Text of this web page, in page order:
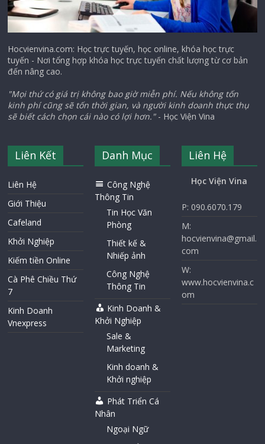
Hocvienvina.com: Học trực tuyến, học online, khóa học trực
tuyến - Nơi tổng hợp khóa học trực tuyến chất lượng từ cơ bản
đến nâng cao.
"Mọi thứ có giá trị không bao giờ miễn phí. Nếu không tốn
kinh phí cũng sẽ tốn thời gian, và người kinh doanh thực thụ
sẽ biết cách chọn cái nào có lợi hơn."- Học Viện Vina
Liên Kết
Liên Hệ
Giới Thiệu
Cafeland
Khởi Nghiệp
Kiếm tiền Online
Cà Phê Chiều Thứ
7
Kinh Doanh
Vnexpress
Danh Mục
Công Nghệ
Thông Tin
Tin Học Văn
Phòng
Thiết kế &
Nhiếp ảnh
Công Nghệ
Thông Tin
Kinh Doanh &
Khởi Nghiệp
Sale &
Marketing
Kinh doanh &
Khởi nghiệp
Phát Triển Cá
Nhân
Ngoại Ngữ
Liên Hệ
Học Viện Vina
P: 090.6070.179
M:
hocvienvina@gmail.
com
W:
www.hocvienvina.c
om